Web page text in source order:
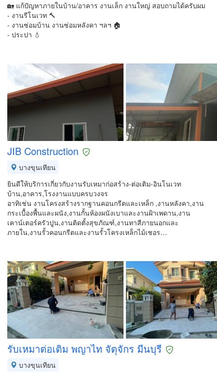
🏡 แก้ปัญหาภายในบ้าน/อาคาร งานเล็ก งานใหญ่ สอบถามได้ครับผม
- งานรีโนเวท 🔨
- งานซ่อมบ้าน งานซ่อมหลังคา ฯลฯ 🏠
- ประปา 💧
JIB Construction
บางขุนเทียน
ยินดีให้บริการเกี่ยวกับงานรับเหมาก่อสร้าง-ต่อเติม-อินโนเวท
บ้าน,อาคาร,โรงงานแบบครบวงจร
อาทิเช่น งานโครงสร้างรากฐานคอนกรีตและเหล็ก ,งานหลังคา,งาน
กระเบื้องพื้นและผนัง,งานกั้นห้องผนังเบาและงานฝ้าเพดาน,งาน
เคาน์เตอร์ครัวปูน,งานติดตั้งสุขภัณฑ์,งานทาสีภายนอกและ
ภายใน,งานรั้วคอนกรีตและงานรั้วโครงเหล็กไม้เชอร…
รับเหมาต่อเติม พญาไท จัตุจักร มีนบุรี
บางขุนเทียน